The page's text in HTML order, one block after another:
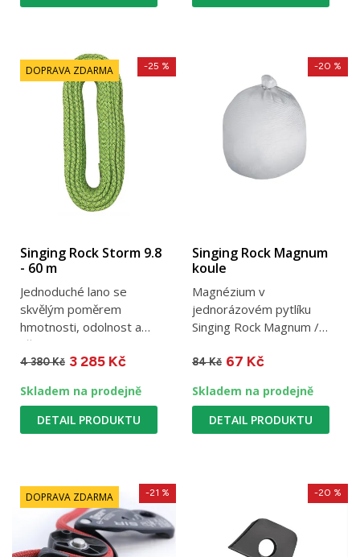
DOPRAVA ZDARMA
Singing Rock Storm 9.8
- 60 m
Jednoduché lano se
skvělým poměrem
hmotnosti, odolnost a
uživatelského komfortu /
hmotnost 65 g/m...
4 380 Kč
-25 %
3 285 Kč
Skladem na prodejně
DETAIL PRODUKTU
Singing Rock Magnum
koule
Magnézium v
jednorázovém pytlíku
Singing Rock Magnum /
/ 35 g
84 Kč
-20 %
67 Kč
Skladem na prodejně
DETAIL PRODUKTU
DOPRAVA ZDARMA -21 % -20 %